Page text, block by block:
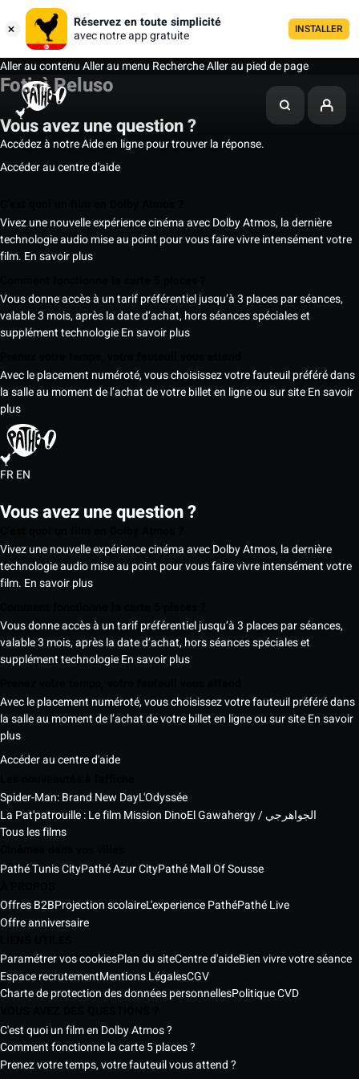
Réservez en toute simplicité
avec notre app gratuite
INSTALLER
Aller au contenuAller au menu RechercheAller au pied de page
Fotinì Peluso
Vous avez une question ?
Accédez à notre Aide en ligne pour trouver la réponse.
Accéder au centre d'aide
Vivez une nouvelle expérience cinéma avec Dolby Atmos, la dernière
technologie audio mise au point pour vous faire vivre intensément votre
film. En savoir plus
Vous donne accès à un tarif préférentiel jusqu’à 3 places par séances,
valable 3 mois, après la date d’achat, hors séances spéciales et
supplément technologieEn savoir plus
Avec le placement numéroté, vous choisissez votre fauteuil préféré dans
la salle au moment de l’achat de votre billet en ligne ou sur siteEn savoir
plus
FREN
Vous avez une question ?
Vivez une nouvelle expérience cinéma avec Dolby Atmos, la dernière
technologie audio mise au point pour vous faire vivre intensément votre
film. En savoir plus
Vous donne accès à un tarif préférentiel jusqu’à 3 places par séances,
valable 3 mois, après la date d’achat, hors séances spéciales et
supplément technologieEn savoir plus
Avec le placement numéroté, vous choisissez votre fauteuil préféré dans
la salle au moment de l’achat de votre billet en ligne ou sur siteEn savoir
plus
Accéder au centre d'aide
Spider-Man: Brand New DayL'Odyssée
La Pat'patrouille : Le film Mission Dino
El Gawahergy / الجواهرجي
Tous les films
Pathé Tunis CityPathé Azur CityPathé Mall Of Sousse
Offres B2BProjection scolaireL'experience PathéPathé Live
Offre anniversaire
Paramétrer vos cookiesPlan du siteCentre d'aideBien vivre votre séance
Espace recrutementMentions LégalesCGV
Charte de protection des données personnellesPolitique CVD
C'est quoi un film en Dolby Atmos ?
Comment fonctionne la carte 5 places ?
Prenez votre temps, votre fauteuil vous attend ?